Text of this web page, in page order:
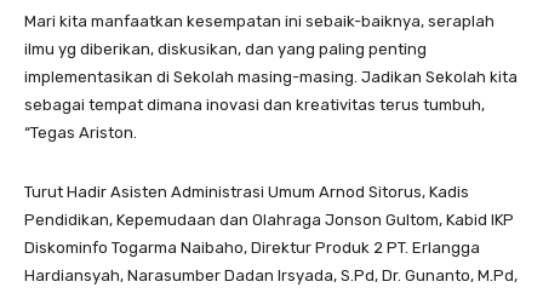
Mari kita manfaatkan kesempatan ini sebaik-baiknya, seraplah
ilmu yg diberikan, diskusikan, dan yang paling penting
implementasikan di Sekolah masing-masing. Jadikan Sekolah kita
sebagai tempat dimana inovasi dan kreativitas terus tumbuh,
“Tegas Ariston.
Turut Hadir Asisten Administrasi Umum Arnod Sitorus, Kadis
Pendidikan, Kepemudaan dan Olahraga Jonson Gultom, Kabid IKP
Diskominfo Togarma Naibaho, Direktur Produk 2 PT. Erlangga
Hardiansyah, Narasumber Dadan Irsyada, S.Pd, Dr. Gunanto, M.Pd,